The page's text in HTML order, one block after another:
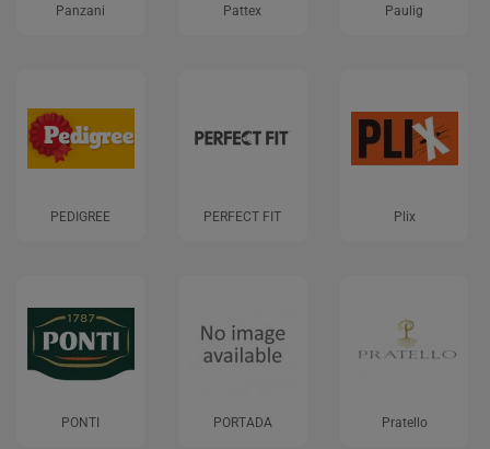
Panzani Pattex Paulig
PEDIGREE PERFECT FIT Plix
PONTI PORTADA Pratello